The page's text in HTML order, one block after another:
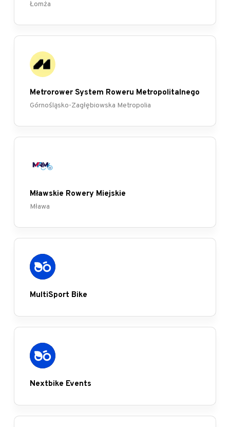
Łomża
Metrorower System Roweru Metropolitalnego
Górnośląsko-Zagłębiowska Metropolia
Mławskie Rowery Miejskie
Mława
MultiSport Bike
Nextbike Events